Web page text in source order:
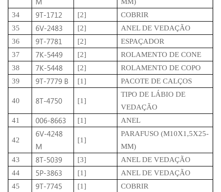
34
9T-1712 [2]
COBRIR
35
6V-2483 [2]
ANEL DE VEDAÇÃO
36
9T-7781 [2]
ESPAÇADOR
37
7K-5449 [2]
ROLAMENTO DE CONE
38
7K-5448 [2]
ROLAMENTO DE COPO
39
9T-7779 B [1] PACOTE DE CALÇOS
40 8T-4750 [1]
TIPO DE LÁBIO DE
VEDAÇÃO
41
006-8663 [1] ANEL
42
6V-4248
M
[1]
PARAFUSO (M10X1,5X25-
MM)
43
8T-5039 [3]
ANEL DE VEDAÇÃO
44
5P-3863 [1]
ANEL DE VEDAÇÃO
45
9T-7745 [1] COBRIR